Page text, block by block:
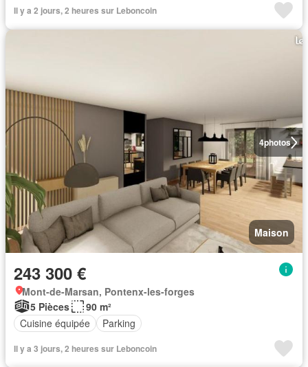
Il y a 2 jours, 2 heures sur Leboncoin
4photos
Maison
243 300 €
Mont-de-Marsan, Pontenx-les-forges
5 Pièces
90 m²
Cuisine équipée
Parking
Il y a 3 jours, 2 heures sur Leboncoin